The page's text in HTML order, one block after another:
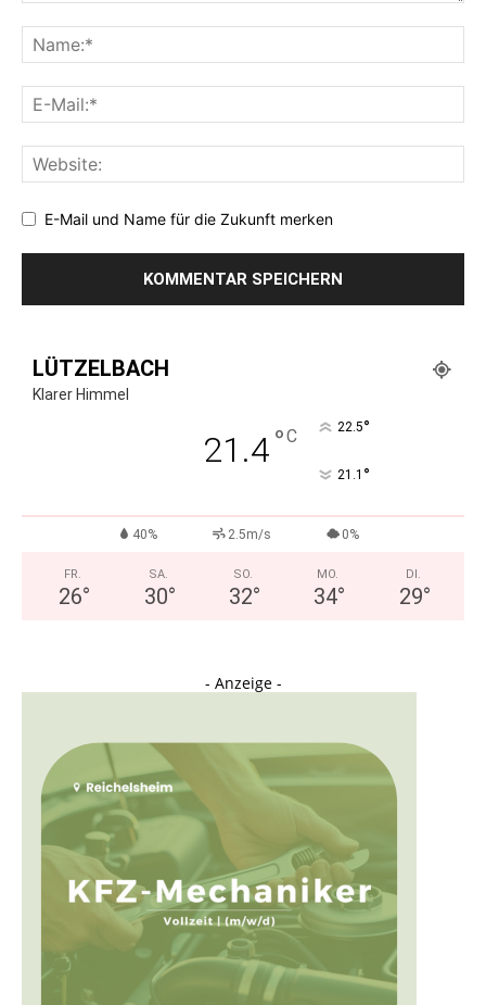
E-Mail und Name für die Zukunft merken
LÜTZELBACH
Klarer Himmel
21.4°C 22.5°
21.1 °
40% 2.5m/s 0%
FR.
26°
SA.
30°
SO.
32°
MO.
34°
DI.
29°
- Anzeige -